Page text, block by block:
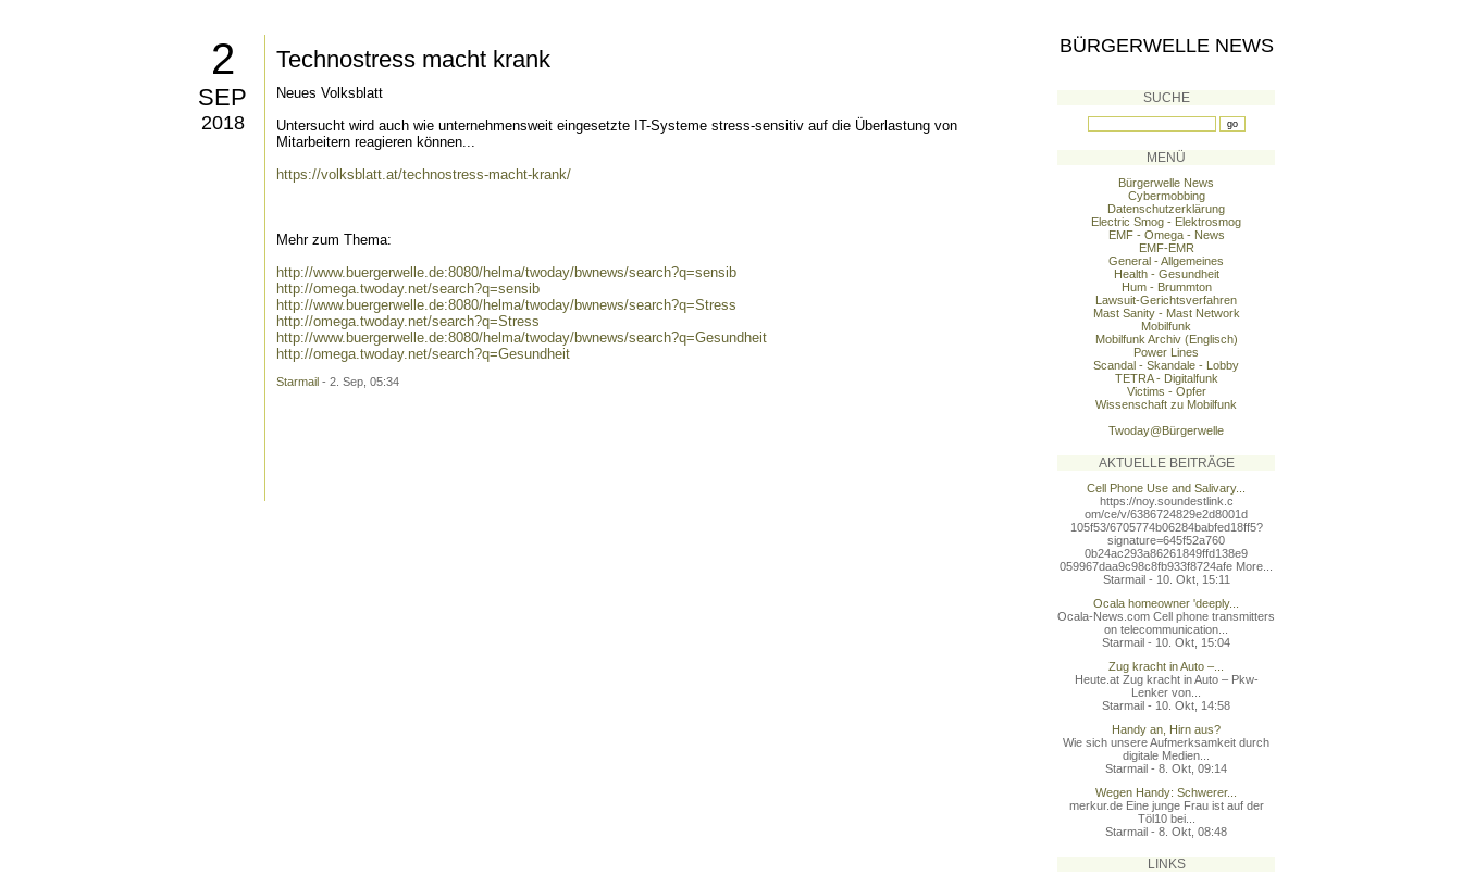
2
SEP
2018
Technostress macht krank
Neues Volksblatt
Untersucht wird auch wie unternehmensweit eingesetzte IT-Systeme stress-sensitiv auf die Überlastung von
Mitarbeitern reagieren können...
https://volksblatt.at/technostress-macht-krank/
Mehr zum Thema:
http://www.buergerwelle.de:8080/helma/twoday/bwnews/search?q=sensib
http://omega.twoday.net/search?q=sensib
http://www.buergerwelle.de:8080/helma/twoday/bwnews/search?q=Stress
http://omega.twoday.net/search?q=Stress
http://www.buergerwelle.de:8080/helma/twoday/bwnews/search?q=Gesundheit
http://omega.twoday.net/search?q=Gesundheit
Starmail - 2. Sep, 05:34
BÜRGERWELLE NEWS
SUCHE
MENÜ
Bürgerwelle News
Cybermobbing
Datenschutzerklärung
Electric Smog - Elektrosmog
EMF - Omega - News
EMF-EMR
General - Allgemeines
Health - Gesundheit
Hum - Brummton
Lawsuit-Gerichtsverfahren
Mast Sanity - Mast Network
Mobilfunk
Mobilfunk Archiv (Englisch)
Power Lines
Scandal - Skandale - Lobby
TETRA - Digitalfunk
Victims - Opfer
Wissenschaft zu Mobilfunk
Twoday@Bürgerwelle
AKTUELLE BEITRÄGE
Cell Phone Use and Salivary...
https://noy.soundestlink.c
om/ce/v/6386724829e2d8001d
105f53/6705774b06284babfed18ff5?
signature=645f52a760
0b24ac293a86261849ffd138e9
059967daa9c98c8fb933f8724afe More...
Starmail - 10. Okt, 15:11
Ocala homeowner 'deeply...
Ocala-News.com Cell phone transmitters
on telecommunication...
Starmail - 10. Okt, 15:04
Zug kracht in Auto –...
Heute.at Zug kracht in Auto – Pkw-
Lenker von...
Starmail - 10. Okt, 14:58
Handy an, Hirn aus?
Wie sich unsere Aufmerksamkeit durch
digitale Medien...
Starmail - 8. Okt, 09:14
Wegen Handy: Schwerer...
merkur.de Eine junge Frau ist auf der
Töl10 bei...
Starmail - 8. Okt, 08:48
LINKS